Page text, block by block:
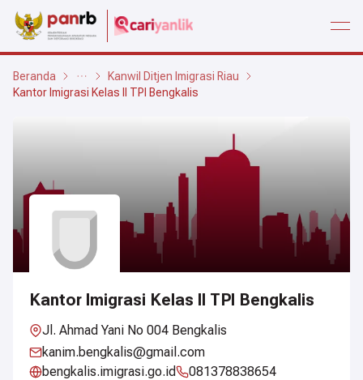
Beranda
Kanwil Ditjen Imigrasi Riau
Kantor Imigrasi Kelas II TPI Bengkalis
Kantor Imigrasi Kelas II TPI Bengkalis
Jl. Ahmad Yani No 004 Bengkalis
kanim.bengkalis@gmail.com
bengkalis.imigrasi.go.id
081378838654